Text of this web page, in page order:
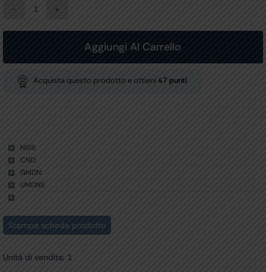
ADATTATORE
-
optional
per
49950/1
Aggiungi Al Carrello
Acquista questo prodotto e ottieni 47 punti
NSIS:
CND:
GMDN:
UMDNS:
Stampa scheda prodotto
Unità di vendita: 1